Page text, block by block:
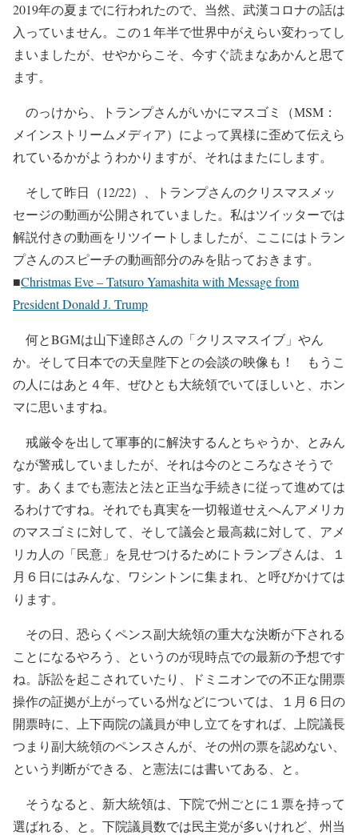
2019年の夏までに行われたので、当然、武漢コロナの話は
入っていません。この１年半で世界中がえらい変わってし
まいましたが、せやからこそ、今すぐ読まなあかんと思て
ます。
のっけから、トランプさんがいかにマスゴミ（МSM：
メインストリームメディア）によって異様に歪めて伝えら
れているかがようわかりますが、それはまたにします。
そして昨日（12/22）、トランプさんのクリスマスメッ
セージの動画が公開されていました。私はツイッターでは
解説付きの動画をリツイートしましたが、ここにはトラン
プさんのスピーチの動画部分のみを貼っておきます。
■Christmas Eve – Tatsuro Yamashita with Message from
President Donald J. Trump
何とBGMは山下達郎さんの「クリスマスイブ」やん
か。そして日本での天皇陛下との会談の映像も！ もうこ
の人にはあと４年、ぜひとも大統領でいてほしいと、ホン
マに思いますね。
戒厳令を出して軍事的に解決するんとちゃうか、とみん
なが警戒していましたが、それは今のところなさそうで
す。あくまでも憲法と法と正当な手続きに従って進めては
るわけですね。それでも真実を一切報道せえへんアメリカ
のマスゴミに対して、そして議会と最高裁に対して、アメ
リカ人の「民意」を見せつけるためにトランプさんは、１
月６日にはみんな、ワシントンに集まれ、と呼びかけては
ります。
その日、恐らくペンス副大統領の重大な決断が下される
ことになるやろう、というのが現時点での最新の予想です
ね。訴訟を起こされていたり、ドミニオンでの不正な開票
操作の証拠が上がっている州などについては、１月６日の
開票時に、上下両院の議員が申し立てをすれば、上院議長
つまり副大統領のペンスさんが、その州の票を認めない、
という判断ができる、と憲法には書いてある、と。
そうなると、新大統領は、下院で州ごとに１票を持って
選ばれる、と。下院議員数では民主党が多いけれど、州当